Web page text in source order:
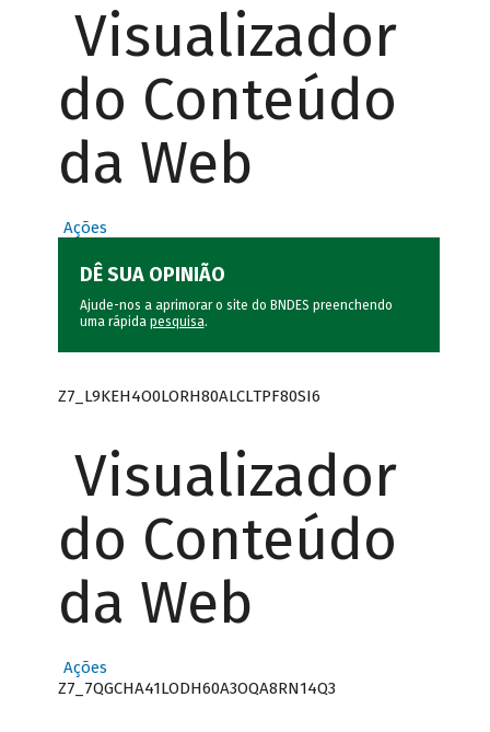
Visualizador
do Conteúdo
da Web
Ações
DÊ SUA OPINIÃO
Ajude-nos a aprimorar o site do BNDES preenchendo
uma rápida pesquisa.
Z7_L9KEH4O0LORH80ALCLTPF80SI6
Visualizador
do Conteúdo
da Web
Ações
Z7_7QGCHA41LODH60A3OQA8RN14Q3